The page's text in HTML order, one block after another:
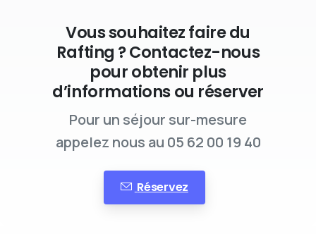
Vous souhaitez faire du
Rafting ? Contactez-nous
pour obtenir plus
d’informations ou réserver
Pour un séjour sur-mesure
appelez nous au 05 62 00 19 40
Réservez